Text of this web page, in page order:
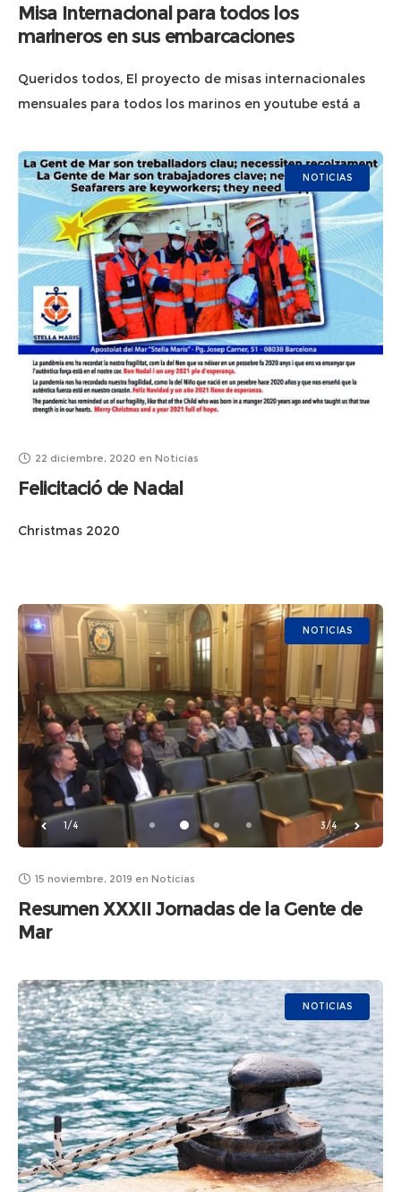
Misa Internacional para todos los
marineros en sus embarcaciones
Queridos todos, El proyecto de misas internacionales
mensuales para todos los marinos en youtube está a
Notre Dame
NOTICIAS
22 diciembre, 2020 en Noticias
Felicitació de Nadal
Christmas 2020
NOTICIAS
1/4 3/4
15 noviembre, 2019 en Noticias
Resumen XXXII Jornadas de la Gente de
Mar
NOTICIAS